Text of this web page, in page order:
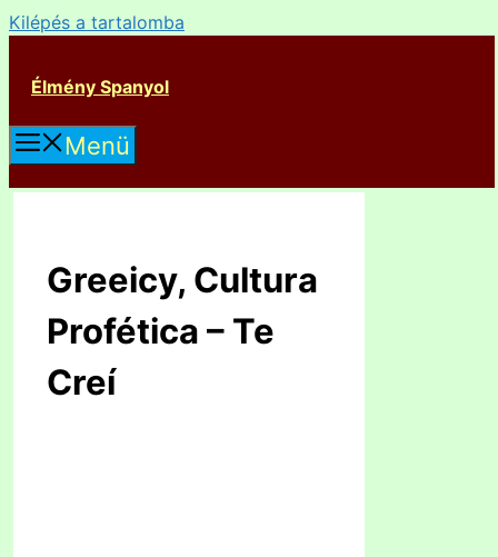
Kilépés a tartalomba
Élmény Spanyol
Menü
Greeicy, Cultura
Profética – Te
Creí